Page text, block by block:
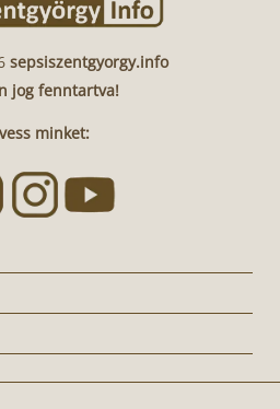
sepsiszentgyorgy.info
jog fenntartva!
minket: